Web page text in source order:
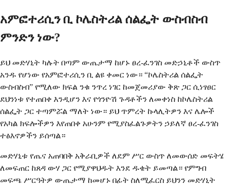
አምፎተሪሲን ቢ ኮሌስትሪል ሰልፌት ውስብስብ
ምንድን ነው?
ይህ መድሃኒት ካሉት በጣም ውጤታማ ከሆኑ ፀረ-ፈንገስ መድኃኒቶች ውስጥ
አንዱ የሆነው የአምፎተሪሲን ቢ ልዩ ቀመር ነው። “ኮሌስትሪል ሰልፌት
ውስብስብ” የሚለው ክፍል ንቁ ንጥረ ነገር ከመጀመሪያው ቅጽ ጋር ሲነፃፀር
ደህንነቱ የተጠበቀ እንዲሆን እና የጎንዮሽ ጉዳቶችን ለመቀነስ ከኮሌስትሪል
ሰልፌት ጋር ተጣምሯል ማለት ነው። ይህ ጥምረት ኩላሊትዎን እና ሌሎች
የአካል ክፍሎችዎን እየጠበቀ አሁንም የሚያስፈልጉዎትን ኃይለኛ ፀረ-ፈንገስ
ተፅእኖዎችን ይሰጣል።
መድሃኒቱ የጤና አጠባበቅ አቅራቢዎች ለደም ሥር ውስጥ ለመውሰድ መፍትሄ
ለመፍጠር ከጸዳ ውሃ ጋር የሚያዋህዱት እንደ ዱቄት ይመጣል። የምግብ
መፍጫ ሥርዓትዎ ውጤታማ ከመሆኑ በፊት ስለሚፈርስ ይህንን መድሃኒት